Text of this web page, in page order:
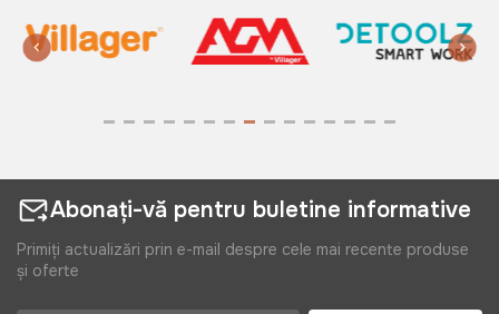
Abonați-vă pentru buletine informative
Primiți actualizări prin e-mail despre cele mai recente produse
și oferte